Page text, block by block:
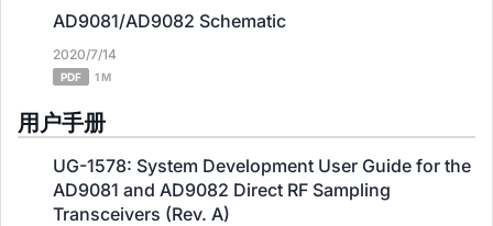
AD9081/AD9082 Schematic
2020/7/14
PDF 1 M
用户手册
UG-1578: System Development User Guide for the
AD9081 and AD9082 Direct RF Sampling
Transceivers (Rev. A)